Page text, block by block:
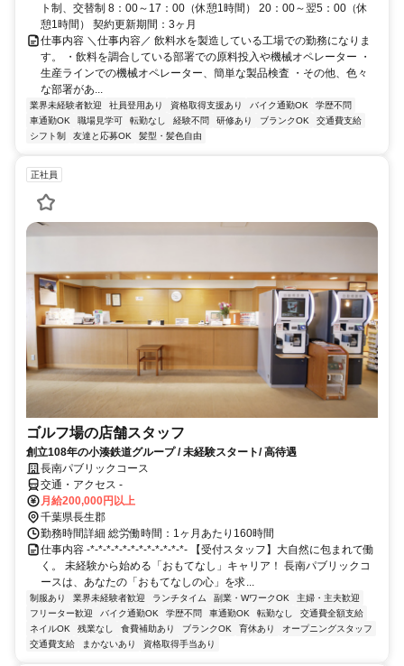
ト制、交替制 8：00～17：00（休憩1時間） 20：00～翌5：00（休
憩1時間） 契約更新期間：3ヶ月
仕事内容 ＼仕事内容／ 飲料水を製造している工場での勤務になりま
す。 ・飲料を調合している部署での原料投入や機械オペレーター ・
生産ラインでの機械オペレーター、簡単な製品検査 ・その他、色々
な部署があ...
業界未経験者歓迎 社員登用あり 資格取得支援あり バイク通勤OK
学歴不問
車通勤OK
職場見学可 転勤なし 経験不問 研修あり ブランクOK
交通費支給
シフト制
友達と応募OK 髪型・髪色自由
正社員
ゴルフ場の店舗スタッフ
創立108年の小湊鉄道グループ / 未経験スタート/ 高待遇
長南パブリックコース
交通・アクセス -
月給200,000円以上
千葉県長生郡
勤務時間詳細 総労働時間：1ヶ月あたり160時間
仕事内容 -*-*-*-*-*-*-*-*-*-*-*-*- 【受付スタッフ】大自然に包まれて働
く。 未経験から始める「おもてなし」キャリア！ 長南パブリックコ
ースは、あなたの「おもてなしの心」を求...
制服あり 業界未経験者歓迎 ランチタイム 副業・WワークOK
主婦・主夫歓迎
フリーター歓迎
バイク通勤OK 学歴不問 車通勤OK 転勤なし
交通費全額支給
ネイルOK
残業なし 食費補助あり ブランクOK 育休あり
オープニングスタッフ
交通費支給
まかないあり 資格取得手当あり